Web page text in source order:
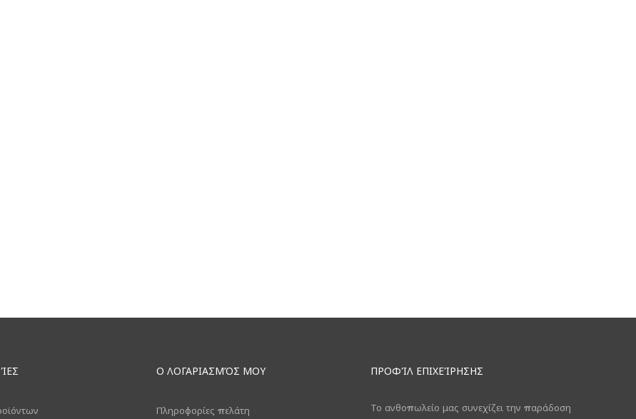
Ο ΛΟΓΑΡΙΑΣΜΌΣ ΜΟΥ
Πληροφορίες πελάτη
ΠΡΟΦΊΛ ΕΠΙΧΕΊΡΗΣΗΣ
Το ανθοπωλείο μας συνεχίζει την παράδοση